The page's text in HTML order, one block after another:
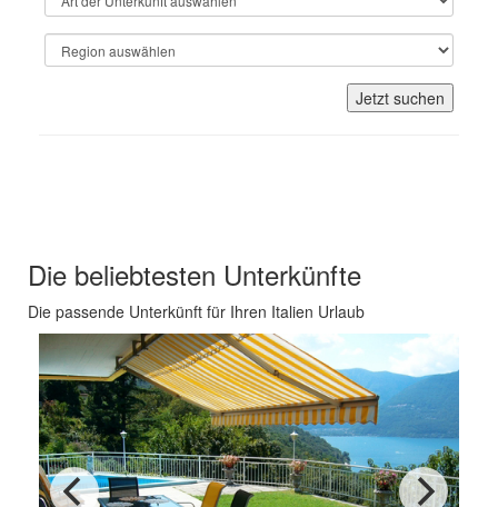
Jetzt suchen
Die beliebtesten Unterkünfte
Die passende Unterkünft für Ihren Italien Urlaub